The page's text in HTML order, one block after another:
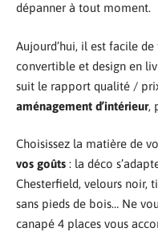
dépanner à tout moment.
Aujourd’hui, il est facile
convertible et design en
suit le rapport qualité /
aménagement d’intérieur,
Choisissez la matière de
vos goûts : la déco
Chesterfield, velours noir,
sans pieds de bois… Ne
canapé 4 places vous